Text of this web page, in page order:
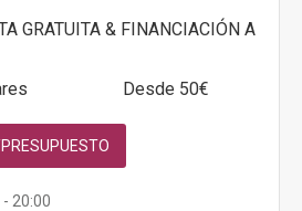
GRATUITA & FINANCIACIÓN A
Desde 50€
- 20:00